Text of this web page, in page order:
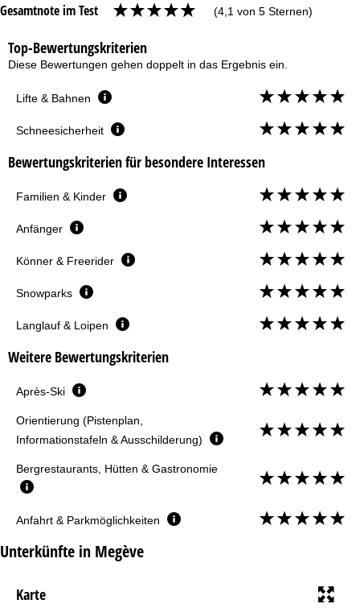
Gesamtnote im Test (4,1 von 5 Sternen)
Top-Bewertungskriterien
Diese Bewertungen gehen doppelt in das Ergebnis ein.
Lifte & Bahnen
Schneesicherheit
Bewertungskriterien für besondere Interessen
Familien & Kinder
Anfänger
Könner & Freerider
Snowparks
Langlauf & Loipen
Weitere Bewertungskriterien
Après-Ski
Orientierung (Pistenplan,
Informationstafeln & Ausschilderung)
Bergrestaurants, Hütten & Gastronomie
Anfahrt & Parkmöglichkeiten
Unterkünfte in Megève
Karte